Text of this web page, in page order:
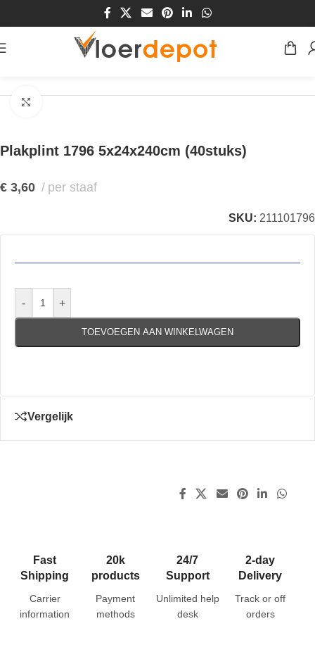
Plakplint 1796 5x24x240cm (40stuks)
€ 3,60 per staaf
SKU: 211101796
- +
TOEVOEGEN AAN WINKELWAGEN
Vergelijk
Fast
Shipping
Carrier
information
20k
products
Payment
methods
24/7
Support
Unlimited help
desk
2-day
Delivery
Track or off
orders